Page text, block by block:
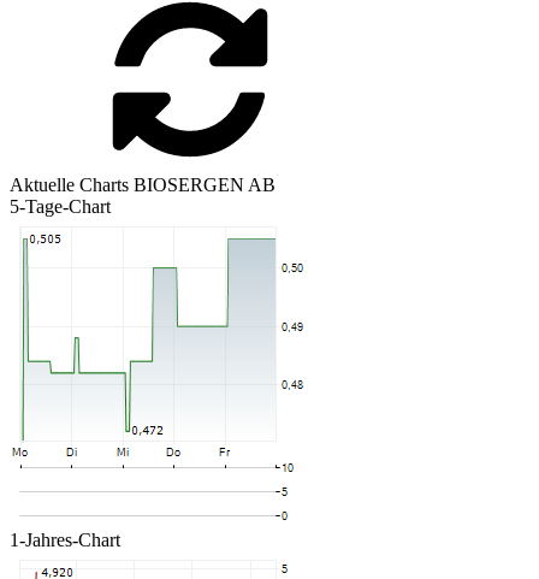
Aktuelle Charts BIOSERGEN AB
5-Tage-Chart
1-Jahres-Chart